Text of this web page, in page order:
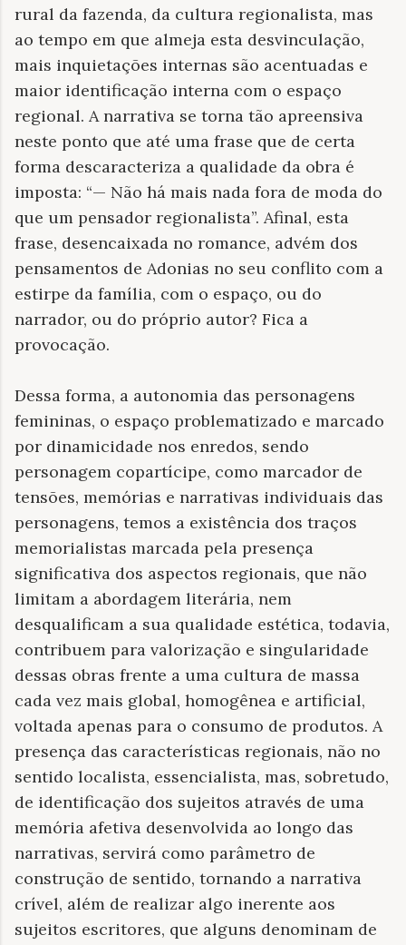
rural da fazenda, da cultura regionalista, mas
ao tempo em que almeja esta desvinculação,
mais inquietações internas são acentuadas e
maior identificação interna com o espaço
regional. A narrativa se torna tão apreensiva
neste ponto que até uma frase que de certa
forma descaracteriza a qualidade da obra é
imposta: “— Não há mais nada fora de moda do
que um pensador regionalista”. Afinal, esta
frase, desencaixada no romance, advém dos
pensamentos de Adonias no seu conflito com a
estirpe da família, com o espaço, ou do
narrador, ou do próprio autor? Fica a
provocação.
Dessa forma, a autonomia das personagens
femininas, o espaço problematizado e marcado
por dinamicidade nos enredos, sendo
personagem copartícipe, como marcador de
tensões, memórias e narrativas individuais das
personagens, temos a existência dos traços
memorialistas marcada pela presença
significativa dos aspectos regionais, que não
limitam a abordagem literária, nem
desqualificam a sua qualidade estética, todavia,
contribuem para valorização e singularidade
dessas obras frente a uma cultura de massa
cada vez mais global, homogênea e artificial,
voltada apenas para o consumo de produtos. A
presença das características regionais, não no
sentido localista, essencialista, mas, sobretudo,
de identificação dos sujeitos através de uma
memória afetiva desenvolvida ao longo das
narrativas, servirá como parâmetro de
construção de sentido, tornando a narrativa
crível, além de realizar algo inerente aos
sujeitos escritores, que alguns denominam de